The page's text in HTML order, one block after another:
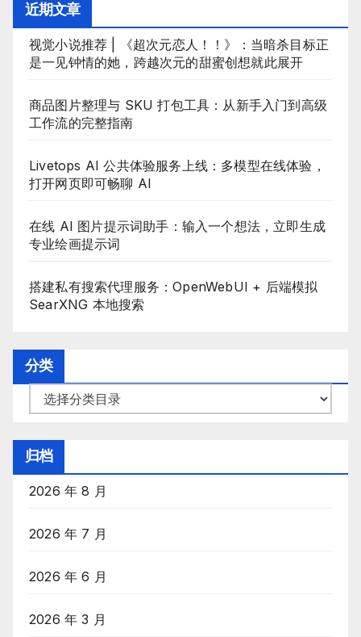
近期文章
视觉小说推荐 | 《超次元恋人！！》：当暗杀目标正
是一见钟情的她，跨越次元的甜蜜创想就此展开
商品图片整理与 SKU 打包工具：从新手入门到高级
工作流的完整指南
Livetops AI 公共体验服务上线：多模型在线体验，
打开网页即可畅聊 AI
在线 AI 图片提示词助手：输入一个想法，立即生成
专业绘画提示词
搭建私有搜索代理服务：OpenWebUI + 后端模拟
SearXNG 本地搜索
分类
类
目
录
归档
2026 年 8 月
2026 年 7 月
2026 年 6 月
2026 年 3 月